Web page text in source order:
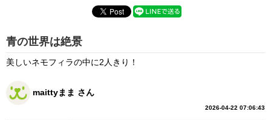
青の世界は絶景
美しいネモフィラの中に2人きり！
maittyまま さん
2026-04-22 07:06:43